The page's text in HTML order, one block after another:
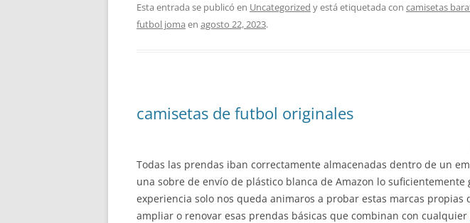
Esta entrada se publicó en Uncategorized y está etiquetada con camisetas
futbol joma en agosto 22, 2023.
camisetas de futbol originales
Todas las prendas iban correctamente almacenadas dentro de un
una sobre de envío de plástico blanca de Amazon lo
experiencia solo nos queda animaros a probar estas marcas
ampliar o renovar esas prendas básicas que combinan con cualquier